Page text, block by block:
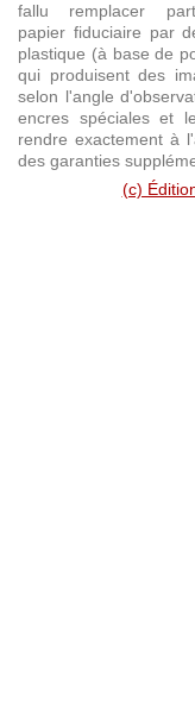
fallu remplacer
papier fiduciaire par
plastique (à base de
qui produisent des
selon l'angle
encres spéciales et
rendre exactement à
des garanties
(c)